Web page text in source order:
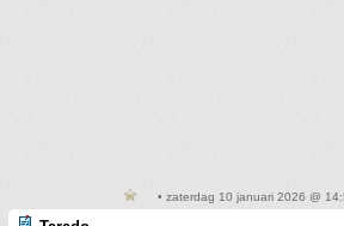
• zaterdag 10 januari 2026 @